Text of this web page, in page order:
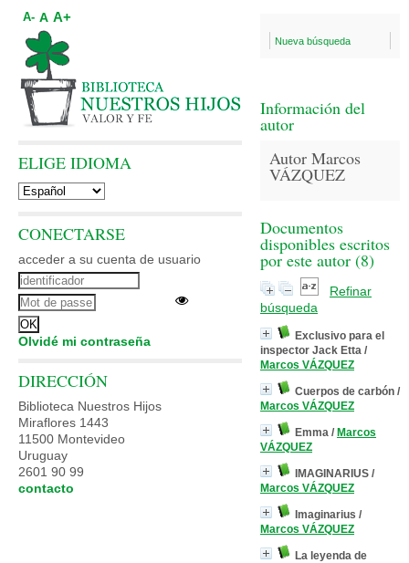
Nueva búsqueda
Información del
autor
Autor Marcos
VÁZQUEZ
Documentos
disponibles escritos
por este autor (8)
Refinar
búsqueda
Exclusivo para el
inspector Jack Etta /
Marcos VÁZQUEZ
Cuerpos de carbón /
Marcos VÁZQUEZ
Emma / Marcos
VÁZQUEZ
IMAGINARIUS /
Marcos VÁZQUEZ
Imaginarius /
Marcos VÁZQUEZ
La leyenda de
A- A A+
ELIGE IDIOMA
CONECTARSE
acceder a su cuenta de usuario
Olvidé mi contraseña
DIRECCIÓN
Biblioteca Nuestros Hijos
Miraflores 1443
11500 Montevideo
Uruguay
2601 90 99
contacto